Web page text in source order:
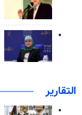
التقارير